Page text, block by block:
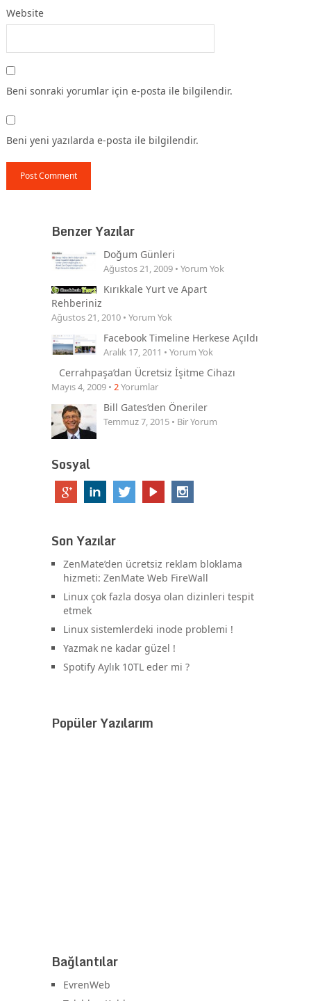
Website
Beni sonraki yorumlar için e-posta ile bilgilendir.
Beni yeni yazılarda e-posta ile bilgilendir.
Benzer Yazılar
Doğum Günleri
Ağustos 21, 2009 • Yorum Yok
Kırıkkale Yurt ve Apart
Rehberiniz
Ağustos 21, 2010 • Yorum Yok
Facebook Timeline Herkese Açıldı
Aralık 17, 2011 • Yorum Yok
Cerrahpaşa’dan Ücretsiz İşitme Cihazı
Mayıs 4, 2009 • 2Yorumlar
Bill Gates’den Öneriler
Temmuz 7, 2015 • Bir Yorum
Sosyal
Son Yazılar
ZenMate’den ücretsiz reklam bloklama
hizmeti: ZenMate Web FireWall
Linux çok fazla dosya olan dizinleri tespit
etmek
Linux sistemlerdeki inode problemi !
Yazmak ne kadar güzel !
Spotify Aylık 10TL eder mi ?
Popüler Yazılarım
Bağlantılar
EvrenWeb